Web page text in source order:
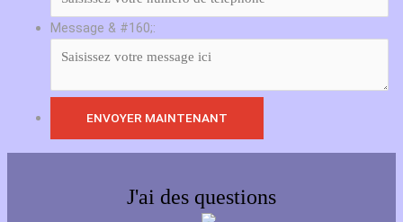
Message & #160;:
J'ai des questions